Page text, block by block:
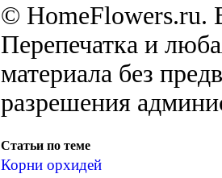
© HomeFlowers.ru.
Перепечатка и
материала без
разрешения
Статьи по теме
Корни орхидей